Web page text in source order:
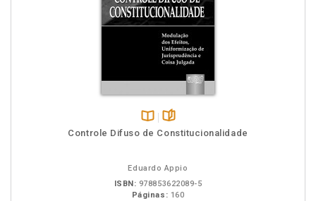
Disponível
páginas
Controle Difuso de Constitucionalidade
Eduardo Appio
ISBN: 978853622089-5
Páginas: 160